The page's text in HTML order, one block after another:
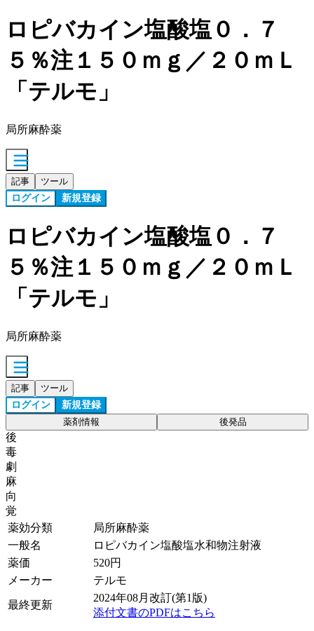
ロピバカイン塩酸塩０．７
５％注１５０ｍｇ／２０ｍＬ
「テルモ」
局所麻酔薬
記事 ツール
ログイン 新規登録
ロピバカイン塩酸塩０．７
５％注１５０ｍｇ／２０ｍＬ
「テルモ」
局所麻酔薬
記事 ツール
ログイン 新規登録
薬剤情報 後発品
後
毒
劇
麻
向
覚
薬効分類
局所麻酔薬
一般名
ロピバカイン塩酸塩水和物注射液
薬価
520円
メーカー
テルモ
最終更新
2024年08月改訂(第1版)
添付文書のPDFはこちら